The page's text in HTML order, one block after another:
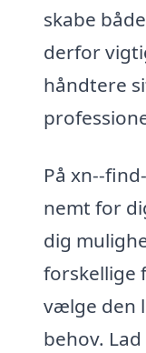
skabe
derfor
håndtere
På xn--
nemt for
dig
forskellige
vælge den
behov.